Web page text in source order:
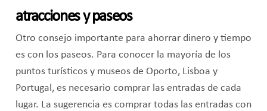
atracciones y paseos
Otro consejo importante para ahorrar dinero y tiempo
es con los paseos. Para conocer la mayoría de los
puntos turísticos y museos de Oporto, Lisboa y
Portugal, es necesario comprar las entradas de cada
lugar. La sugerencia es comprar todas las entradas con